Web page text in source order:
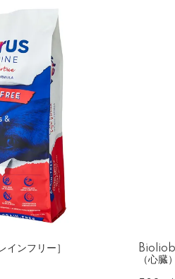
インフリー］
Bioliob
（心臓）